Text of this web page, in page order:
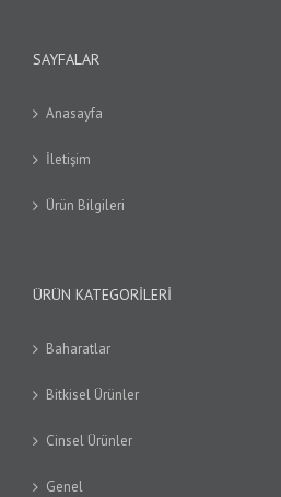
SAYFALAR
Anasayfa
İletişim
Ürün Bilgileri
ÜRÜN KATEGORILERI
Baharatlar
Bitkisel Ürünler
Cinsel Ürünler
Genel